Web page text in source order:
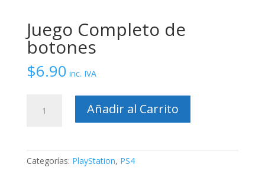
Juego Completo de
botones
$6.90 inc. IVA
Completo
Añadir al Carrito
Categorías: PlayStation, PS4